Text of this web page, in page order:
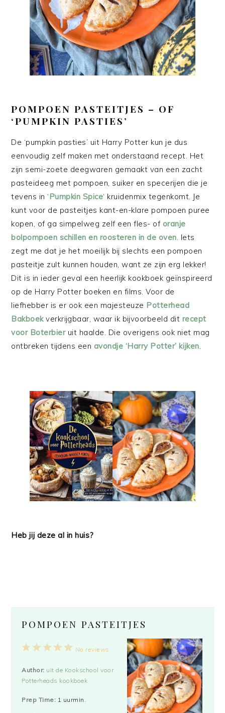
POMPOEN PASTEITJES – OF
‘PUMPKIN PASTIES’
De ‘pumpkin pasties’ uit Harry Potter kun je dus
eenvoudig zelf maken met onderstaand recept. Het
zijn semi-zoete deegwaren gemaakt van een zacht
pasteideeg met pompoen, suiker en specerijen die je
tevens in ‘ Pumpkin Spice‘ kruidenmix tegenkomt. Je
kunt voor de pasteitjes kant-en-klare pompoen puree
kopen, of ga simpelweg zelf een fles- of oranje
bolpompoen schillen en roosteren in de oven. Iets
zegt me dat je het moeilijk bij slechts een pompoen
pasteitje zult kunnen houden, want ze zijn erg lekker!
Dit is in ieder geval een heerlijk kookboek geïnspireerd
op de Harry Potter boeken en films. Voor de
liefhebber is er ook een majesteuze Potterhead
Bakboekverkrijgbaar, waar ik bijvoorbeeld dit recept
voor Boterbieruit haalde. Die overigens ook niet mag
ontbreken tijdens een avondje ‘Harry Potter’ kijken.
Heb jij deze al in huis?
POMPOEN PASTEITJES
5
4
3
2
1
No reviews
Author: uit de Kookschool voor
Potterheads kookboek
Prep Time: 1 uurmin.